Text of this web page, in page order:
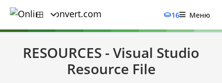
16 Меню
RESOURCES - Visual Studio
Resource File